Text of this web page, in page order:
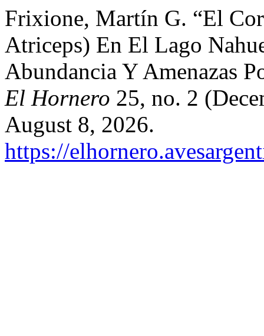
Frixione, Martín G. “El
Atriceps) En El Lago
Abundancia Y Amenazas
El Hornero 25, no. 2
August 8, 2026.
https://